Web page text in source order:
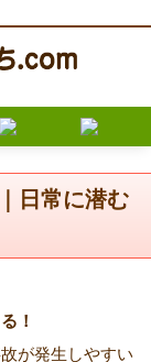
日常に潜む
！
が発生しやすい